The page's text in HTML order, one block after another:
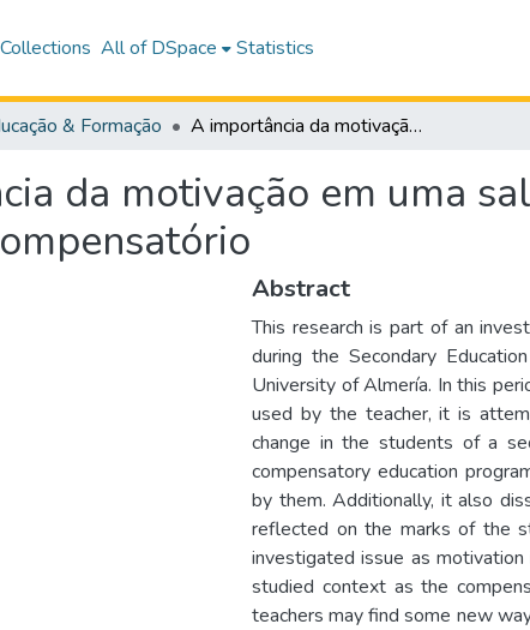
All of DSpace Statistics
& Formação A importância da motivação em uma sala de aula de um centro de educação compensatório
da motivação em uma
Abstract
This research is part of an
during the Secondary
University of Almería. In this
used by the teacher, it is
change in the students of a
compensatory education
by them. Additionally, it also
reflected on the marks of the
investigated issue as
studied context as the
teachers may find some new